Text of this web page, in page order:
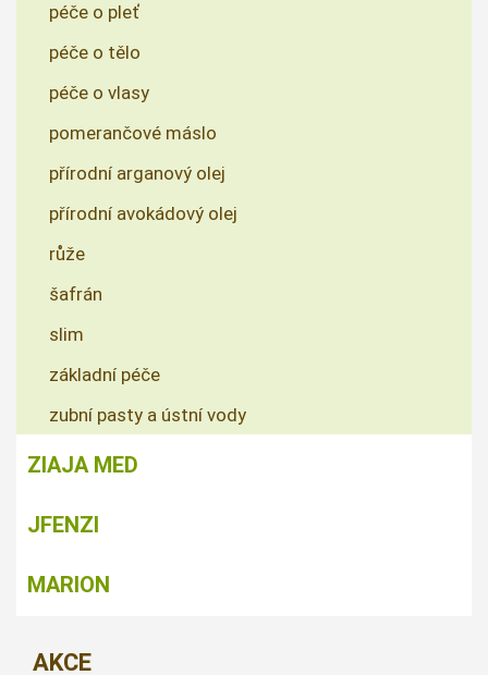
péče o pleť
péče o tělo
péče o vlasy
pomerančové máslo
přírodní arganový olej
přírodní avokádový olej
růže
šafrán
slim
základní péče
zubní pasty a ústní vody
ZIAJA MED
JFENZI
MARION
AKCE